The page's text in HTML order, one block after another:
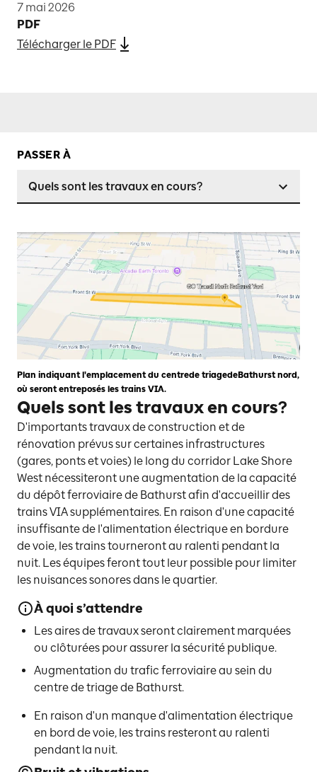
7 mai 2026
PDF
Télécharger le PDF
PASSER À
Quels sont les travaux en cours?
Plan indiquant l'emplacement du centrede triagedeBathurst nord,
où seront entreposés les trains VIA.
Quels sont les travaux en cours?
D'importants travaux de construction et de
rénovation prévus sur certaines infrastructures
(gares, ponts et voies) le long du corridor Lake Shore
West nécessiteront une augmentation de la capacité
du dépôt ferroviaire de Bathurst afin d'accueillir des
trains VIA supplémentaires. En raison d'une capacité
insuffisante de l'alimentation électrique en bordure
de voie, les trains tourneront au ralenti pendant la
nuit. Les équipes feront tout leur possible pour limiter
les nuisances sonores dans le quartier.
À quoi s’attendre
Les aires de travaux seront clairement marquées
ou clôturées pour assurer la sécurité publique.
Augmentation du trafic ferroviaire au sein du
centre de triage de Bathurst.
En raison d'un manque d'alimentation électrique
en bord de voie, les trains resteront au ralenti
pendant la nuit.